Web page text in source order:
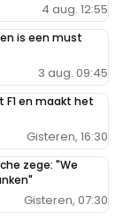
4 aug. 12:55
is een must
3 aug. 09:45
en maakt het
Gisteren, 16:30
zege: "We
Gisteren, 07:30